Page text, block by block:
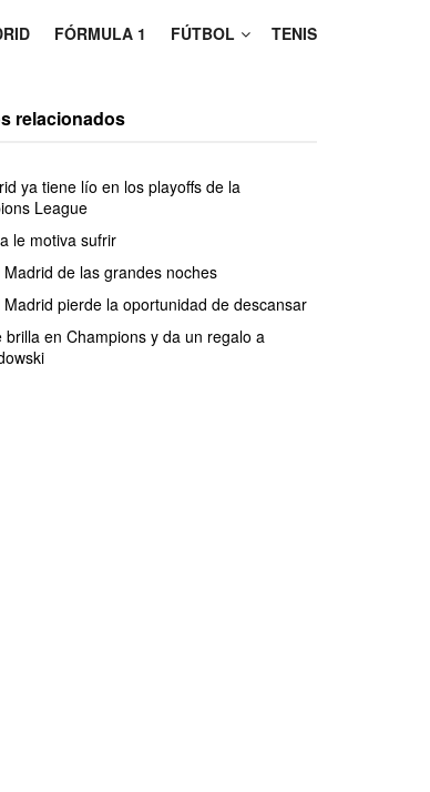
FÓRMULA 1 FÚTBOL TENIS
relacionados
ya tiene lío en los playoffs de la
League
le motiva sufrir
Madrid de las grandes noches
Madrid pierde la oportunidad de descansar
brilla en Champions y da un regalo a